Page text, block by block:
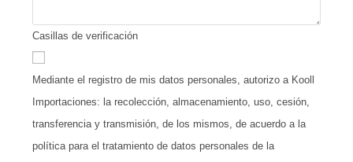
Casillas de verificación
Mediante el registro de mis datos personales, autorizo a Kooll
Importaciones: la recolección, almacenamiento, uso, cesión,
transferencia y transmisión, de los mismos, de acuerdo a la
política para el tratamiento de datos personales de la